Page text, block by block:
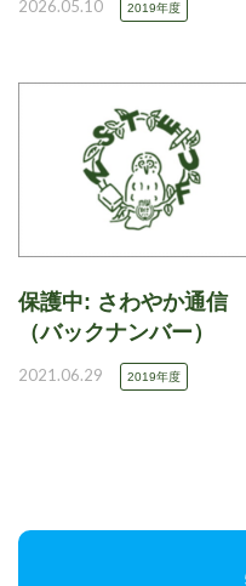
2026.05.10 2019年度
保護中: さわやか通信
（バックナンバー）
2021.06.29 2019年度